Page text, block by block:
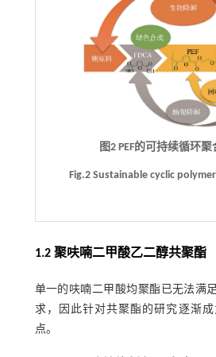
图2 PEF的可持续循环
Fig.2 Sustainable cyclic
1.2 聚呋喃二甲酸乙二醇共聚酯
单一的呋喃二甲酸均聚酯已无法满
求，因此针对共聚酯的研究逐渐
点。